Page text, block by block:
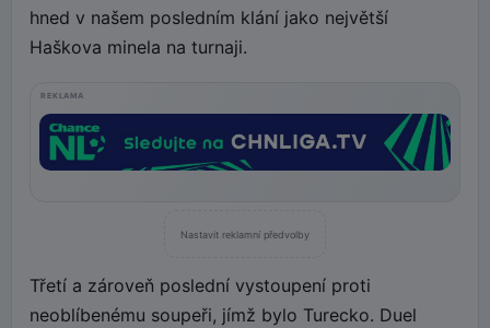
hned v našem posledním klání jako největší
Haškova minela na turnaji.
REKLAMA
Nastavit reklamní předvolby
Třetí a zároveň poslední vystoupení proti
neoblíbenému soupeři, jímž bylo Turecko. Duel